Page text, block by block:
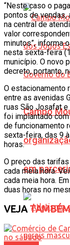
Campo
em
“Neste caso o
pontos de vendas,
na central de
valor
minutos”, informa
nesta sexta-feira
município. O novo
decreto, portanto,
O estacionamento
entre as avenidas
ruas São Josafat
foi implantado
de funcionamento
sexta-feira, das 9
horas.
O preço das
cada meia hora.
cada meia hora.
duas horas no
VEJATAMBÉM